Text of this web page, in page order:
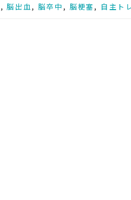
,脳出血 ,脳卒中 , 脳梗塞, 自主ト